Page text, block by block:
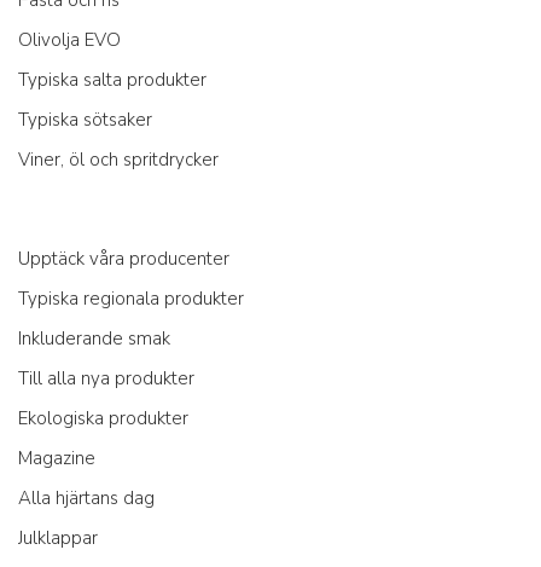
Olivolja EVO
Typiska salta produkter
Typiska sötsaker
Viner, öl och spritdrycker
Upptäck våra producenter
Typiska regionala produkter
Inkluderande smak
Till alla nya produkter
Ekologiska produkter
Magazine
Alla hjärtans dag
Julklappar